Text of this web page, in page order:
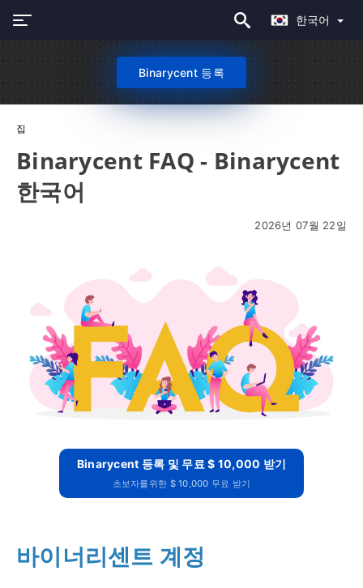
한국어
Binarycent 등록
집
Binarycent FAQ - Binarycent
한국어
2026년 07월 22일
Binarycent 등록 및 무료 $ 10,000 받기
초보자를위한 $ 10,000 무료 받기
바이너리센트 계정